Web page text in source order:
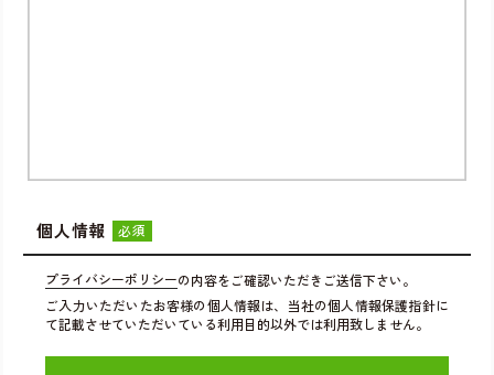
個人情報 必須
プライバシーポリシーの内容をご確認いただきご送信下さい。
ご入力いただいたお客様の個人情報は、当社の個人情報保護指針に
て記載させていただいている利用目的以外では利用致しません。